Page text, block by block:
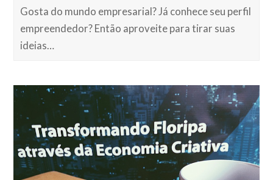
Gosta do mundo empresarial? Já conhece seu perfil
empreendedor? Então aproveite para tirar suas
ideias…